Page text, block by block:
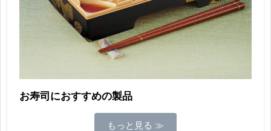
お寿司におすすめの製品
もっと見る ≫